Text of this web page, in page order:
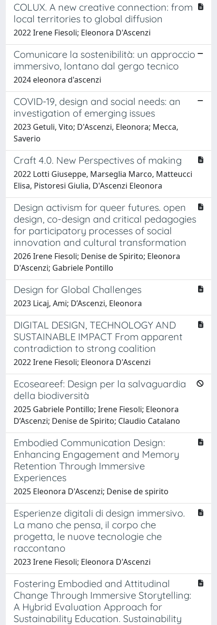
COLUX. A new creative connection: from
local territories to global diffusion
2022 Irene Fiesoli; Eleonora D'Ascenzi
Comunicare la sostenibilità: un approccio
immersivo, lontano dal gergo tecnico
2024 eleonora d'ascenzi
COVID-19, design and social needs: an
investigation of emerging issues
2023 Getuli, Vito; D'Ascenzi, Eleonora; Mecca,
Saverio
Craft 4.0. New Perspectives of making
2022 Lotti Giuseppe, Marseglia Marco, Matteucci
Elisa, Pistoresi Giulia, D'Ascenzi Eleonora
Design activism for queer futures. open
design, co-design and critical pedagogies
for participatory processes of social
innovation and cultural transformation
2026 Irene Fiesoli; Denise de Spirito; Eleonora
D'Ascenzi; Gabriele Pontillo
Design for Global Challenges
2023 Licaj, Ami; D’Ascenzi, Eleonora
DIGITAL DESIGN, TECHNOLOGY AND
SUSTAINABLE IMPACT From apparent
contradiction to strong coalition
2022 Irene Fiesoli; Eleonora D'Ascenzi
Ecoseareef: Design per la salvaguardia
della biodiversità
2025 Gabriele Pontillo; Irene Fiesoli; Eleonora
D’Ascenzi; Denise de Spirito; Claudio Catalano
Embodied Communication Design:
Enhancing Engagement and Memory
Retention Through Immersive
Experiences
2025 Eleonora D'Ascenzi; Denise de spirito
Esperienze digitali di design immersivo.
La mano che pensa, il corpo che
progetta, le nuove tecnologie che
raccontano
2023 Irene Fiesoli; Eleonora D'Ascenzi
Fostering Embodied and Attitudinal
Change Through Immersive Storytelling:
A Hybrid Evaluation Approach for
Sustainability Education. Sustainability